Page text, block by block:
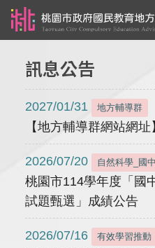
訊息公告
2027/01/31 地方輔導群
【地方輔導群網站網址
2026/07/20 自然科學_國中
桃園市114學年度「國
試題甄選」成績公告
2026/07/16 有效學習推動